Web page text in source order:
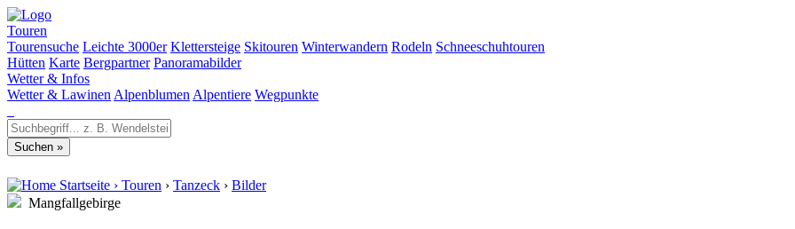
Touren
Tourensuche Leichte 3000er Klettersteige Skitouren Winterwandern Rodeln Schneeschuhtouren
Hütten Karte Bergpartner Panoramabilder
Wetter & Infos
Wetter & Lawinen Alpenblumen Alpentiere Wegpunkte
Startseite › Touren › Tanzeck › Bilder
Mangfallgebirge